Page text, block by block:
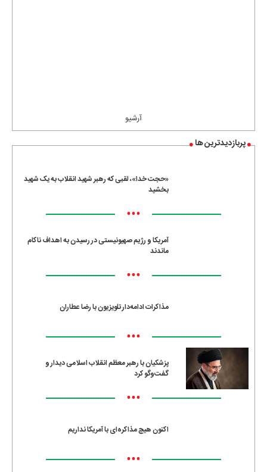
آرشیو
پربازدیدترین ها
«حجت خدا»، لقبی که رهبر شهید انقلاب به یک شهید
بخشید
•••
آمریکا و رژیم صهیونیستی در رسیدن به اهداف ناکام
ماندند
•••
مذاکرات ادامه‌دار تلویزیون با رضا عطاران
•••
پزشکیان با رهبر معظم انقلاب اسلامی دیدار و
گفت‌وگو کرد
•••
اکنون هیچ مذاکره‌ای با آمریکا نداریم
•••